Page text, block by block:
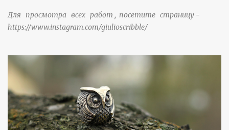
Для просмотра всех работ , посетите страницу -
https://www.instagram.com/giulioscribble/